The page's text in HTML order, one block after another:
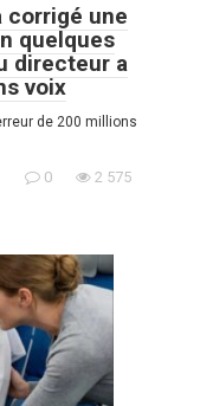
corrigé une
quelques
directeur a
voix
de 200 millions
0 2 575